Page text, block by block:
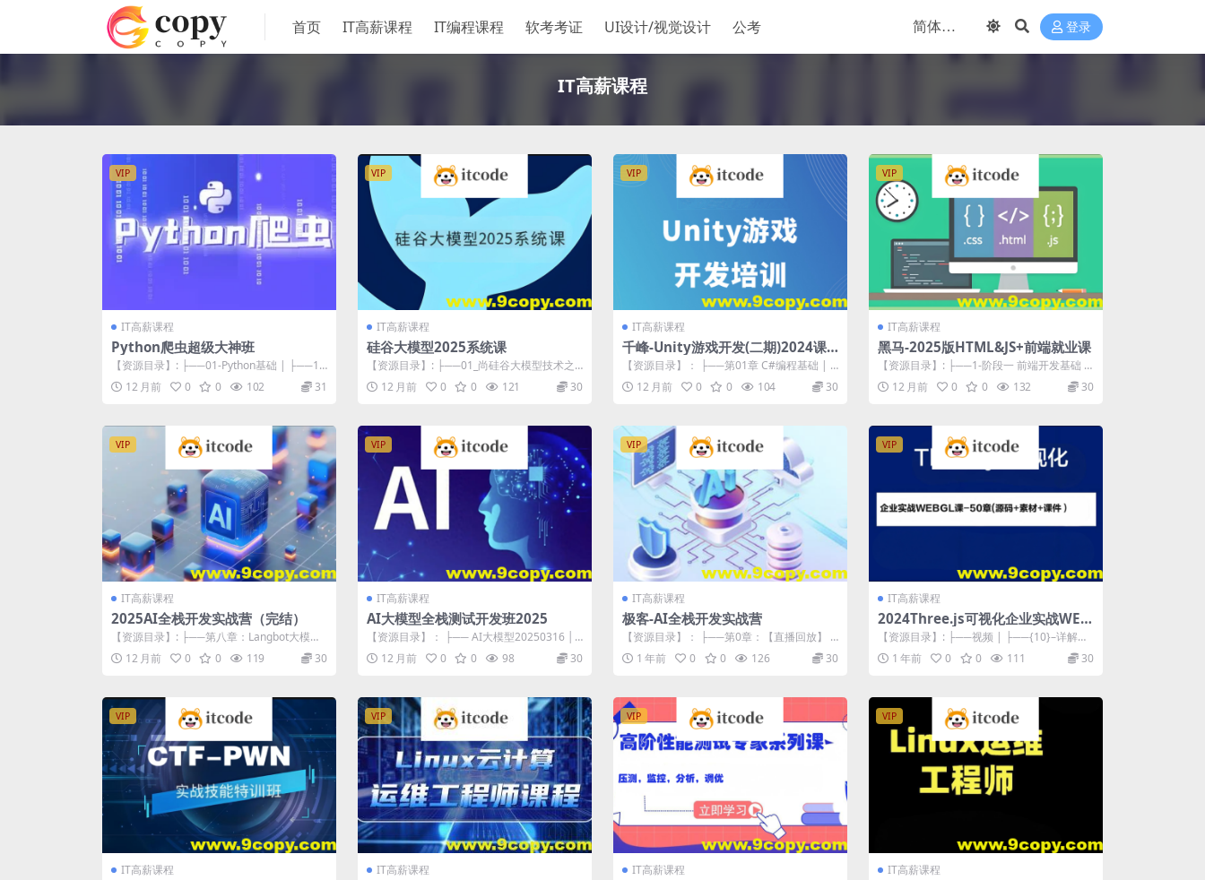
首页 IT高薪课程 IT编程课程 软考考证 UI设计/视觉设计 公考 登录
IT高薪课程
VIP
IT高薪课程
Python爬虫超级大神班
【资源目录】: ├──01-Python基础 | ├──1.
1 python基础...
12 月前 0 0 102 31
VIP
IT高薪课程
硅谷大模型2025系统课
【资源目录】: ├──01_尚硅谷大模型技术之P
ython基础 | ├──4.视...
12 月前 0 0 121 30
VIP
IT高薪课程
千峰-Unity游戏开发(二期)2024课
程
【资源目录】： ├──第01章 C#编程基础 | ├
──1.1-Hello Un...
12 月前 0 0 104 30
VIP
IT高薪课程
黑马-2025版HTML&JS+前端就业课
【资源目录】: ├──1-阶段一 前端开发基础 |
├──0- vscode编辑...
12 月前 0 0 132 30
VIP
IT高薪课程
2025AI全栈开发实战营（完结）
【资源目录】: ├──第八章：Langbot大模型
原生即时通信机器人平台 | ├...
12 月前 0 0 119 30
VIP
IT高薪课程
AI大模型全栈测试开发班2025
【资源目录】： ├── AI大模型20250316 │
├── 3月30日 │ ...
12 月前 0 0 98 30
VIP
IT高薪课程
极客-AI全栈开发实战营
【资源目录】： ├──第0章：【直播回放】 |
├──0-1 开营直播5.27....
1 年前 0 0 126 30
VIP
IT高薪课程
2024Three.js可视化企业实战WEB
GL课-50章(源码+素材+课件）
【资源目录】: ├──视频 | ├──{10}–详解光
线投射与物体交...
1 年前 0 0 111 30
VIP
IT高薪课程
VIP
IT高薪课程
VIP
IT高薪课程
VIP
IT高薪课程